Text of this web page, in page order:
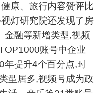
康、旅行内容赞评比
灯研究院还发现了房
金融等新增类型,视频
账号中企业
年提升4个百分点,时
型居多,视频号成为政